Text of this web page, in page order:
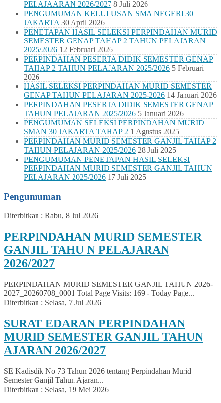
PELAJAARAN 2026/2027 8 Juli 2026
PENGUMUMAN KELULUSAN SMA NEGERI 30
JAKARTA 30 April 2026
PENETAPAN HASIL SELEKSI PERPINDAHAN MURID
SEMESTER GENAP TAHAP 2 TAHUN PELAJARAN
2025/2026 12 Februari 2026
PERPINDAHAN PESERTA DIDIK SEMESTER GENAP
TAHAP 2 TAHUN PELAJARAN 2025/2026 5 Februari
2026
HASIL SELEKSI PERPINDAHAN MURID SEMESTER
GENAP TAHUN PELAJARAN 2025-2026 14 Januari 2026
PERPINDAHAN PESERTA DIDIK SEMESTER GENAP
TAHUN PELAJARAN 2025/2026 5 Januari 2026
PENGUMUMAN SELEKSI PERPINDAHAN MURID
SMAN 30 JAKARTA TAHAP 2 1 Agustus 2025
PERPINDAHAN MURID SEMESTER GANJIL TAHAP 2
TAHUN PELAJARAN 2025/2026 28 Juli 2025
PENGUMUMAN PENETAPAN HASIL SELEKSI
PERPINDAHAN MURID SEMESTER GANJIL TAHUN
PELAJARAN 2025/2026 17 Juli 2025
Pengumuman
Diterbitkan : Rabu, 8 Jul 2026
PERPINDAHAN MURID SEMESTER
GANJIL TAHU N PELAJARAN
2026/2027
PERPINDAHAN MURID SEMESTER GANJIL TAHUN 2026-
2027_20260708_0001 Total Page Visits: 169 - Today Page...
Diterbitkan : Selasa, 7 Jul 2026
SURAT EDARAN PERPINDAHAN
MURID SEMESTER GANJIL TAHUN
AJARAN 2026/2027
SE Kadisdik No 73 Tahun 2026 tentang Perpindahan Murid
Semester Ganjil Tahun Ajaran...
Diterbitkan : Selasa, 19 Mei 2026